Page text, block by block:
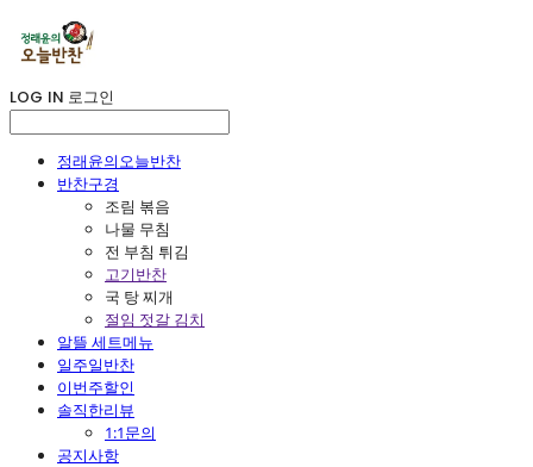
LOG IN 로그인
정래윤의오늘반찬
반찬구경
조림 볶음
나물 무침
전 부침 튀김
고기반찬
국 탕 찌개
절임 젓갈 김치
알뜰 세트메뉴
일주일반찬
이번주할인
솔직한리뷰
1:1문의
공지사항